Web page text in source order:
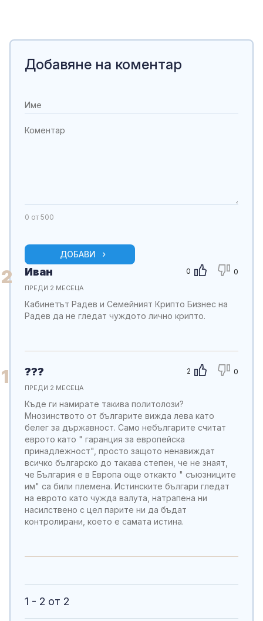
Добавяне на коментар
0 от 500
ДОБАВИ
2 0 0
Иван
ПРЕДИ 2 МЕСЕЦА
Кабинетът Радев и Семейният Крипто Бизнес на
Радев да не гледат чуждото лично крипто.
1 2 0
???
ПРЕДИ 2 МЕСЕЦА
Къде ги намирате такива политолози?
Мнозинството от българите вижда лева като
белег за държавност. Само небългарите считат
еврото като " гаранция за европейска
принадлежност", просто защото ненавиждат
всичко българско до такава степен, че не знаят,
че България е в Европа още откакто " съюзниците
им" са били племена. Истинските българи гледат
на еврото като чужда валута, натрапена ни
насилствено с цел парите ни да бъдат
контролирани, което е самата истина.
1 - 2 от 2